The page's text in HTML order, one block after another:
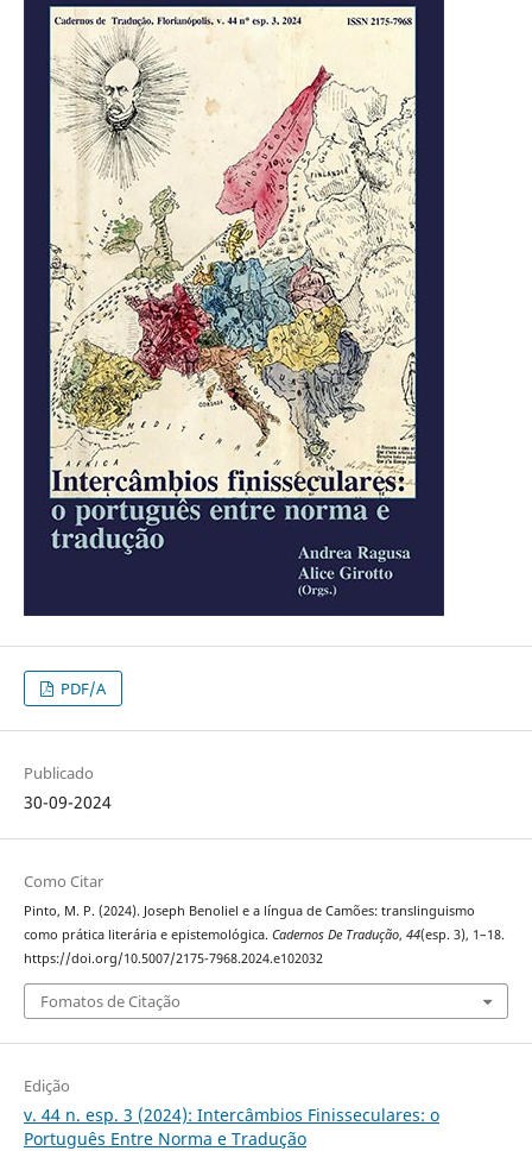
PDF/A
Publicado
30-09-2024
Como Citar
Pinto, M. P. (2024). Joseph Benoliel e a língua de Camões: translinguismo
como prática literária e epistemológica. Cadernos De Tradução, 44(esp. 3), 1–18.
https://doi.org/10.5007/2175-7968.2024.e102032
Fomatos de Citação
Edição
v. 44 n. esp. 3 (2024): Intercâmbios Finisseculares: o
Português Entre Norma e Tradução